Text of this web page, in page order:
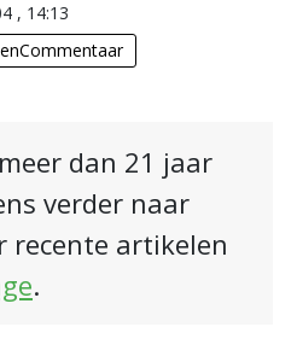
, 14:13
dan 21 jaar
verder naar
recente artikelen
.